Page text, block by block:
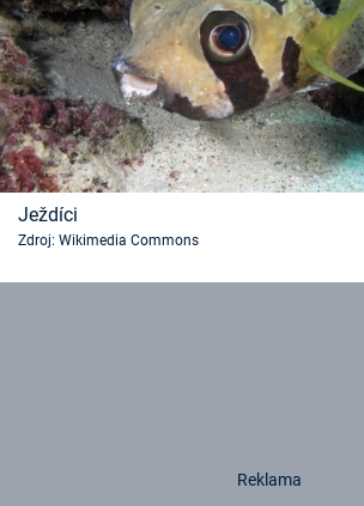
Ježdíci
Zdroj: Wikimedia Commons